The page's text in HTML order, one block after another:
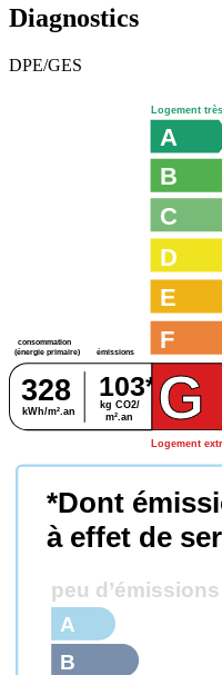
Diagnostics
DPE/GES
consommation
(énergie primaire)
émissions
kg CO2/
m².an
kWh/m².an
328 103*
Logement
G
F
E
D
C
B
A
Logement
*Dont
à effet de
peu
B
A